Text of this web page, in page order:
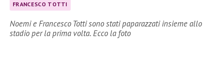
FRANCESCO TOTTI
Noemi e Francesco Totti sono stati paparazzati insieme allo
stadio per la prima volta. Ecco la foto